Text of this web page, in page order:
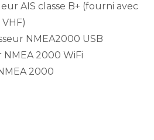
AIS classe B+ (fourni avec
NMEA2000 USB
NMEA 2000 WiFi
2000